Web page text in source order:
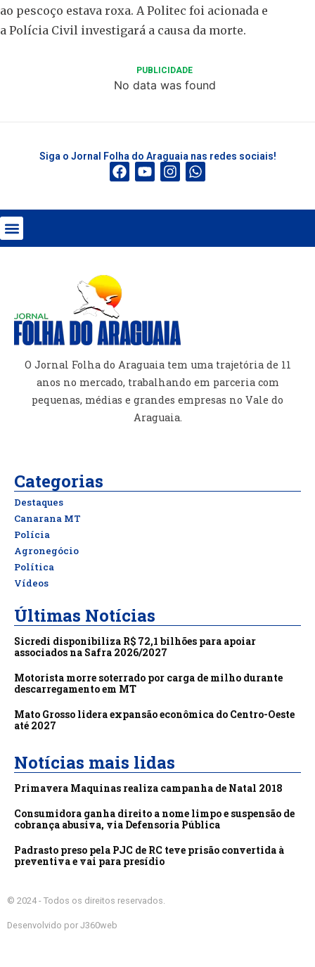
ao pescoço estava roxa. A Politec foi acionada e
a Polícia Civil investigará a causa da morte.
PUBLICIDADE
No data was found
Siga o Jornal Folha do Araguaia nas redes sociais!
O Jornal Folha do Araguaia tem uma trajetória de 11
anos no mercado, trabalhando em parceria com
pequenas, médias e grandes empresas no Vale do
Araguaia.
Categorias
Destaques
Canarana MT
Polícia
Agronegócio
Política
Vídeos
Últimas Notícias
Sicredi disponibiliza R$ 72,1 bilhões para apoiar
associados na Safra 2026/2027
Motorista morre soterrado por carga de milho durante
descarregamento em MT
Mato Grosso lidera expansão econômica do Centro-Oeste
até 2027
Notícias mais lidas
Primavera Maquinas realiza campanha de Natal 2018
Consumidora ganha direito a nome limpo e suspensão de
cobrança abusiva, via Defensoria Pública
Padrasto preso pela PJC de RC teve prisão convertida à
preventiva e vai para presídio
© 2024 - Todos os direitos reservados.
Desenvolvido por J360web